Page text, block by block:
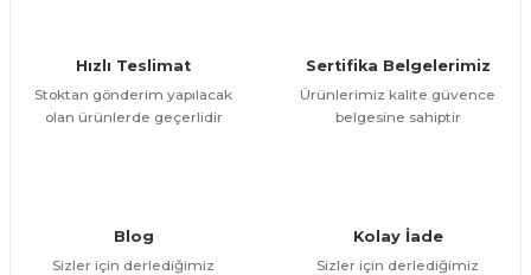
Bu ürüne benzer farklı alternatifler olmalı.
Hızlı Teslimat
Stoktan gönderim yapılacak
olan ürünlerde geçerlidir
Sertifika Belgelerimiz
Ürünlerimiz kalite güvence
belgesine sahiptir
Blog
Sizler için derlediğimiz
Kolay İade
Sizler için derlediğimiz